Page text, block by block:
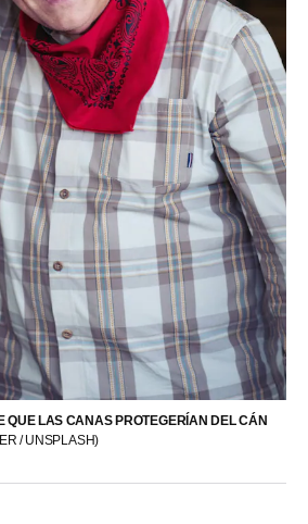
QUE LAS CANAS PROTEGERÍAN DEL CÁN
/ UNSPLASH)